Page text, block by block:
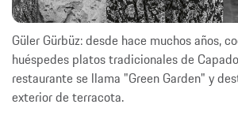
Güler Gürbüz: desde hace muchos años,
huéspedes platos tradicionales de
restaurante se llama "Green Garden" y
exterior de terracota.